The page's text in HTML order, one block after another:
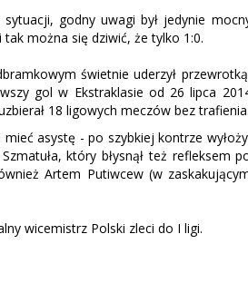
godny uwagi był jedynie
tak można się dziwić, że tylko 1:0.
świetnie uderzył
gol w Ekstraklasie od 26 lipca
18 ligowych meczów bez
asystę - po szybkiej kontrze
który błysnął też refleksem
Artem Putiwcew (w
wicemistrz Polski zleci do I ligi.